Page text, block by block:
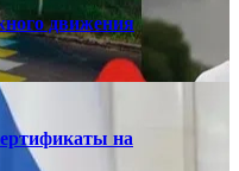
движения
на